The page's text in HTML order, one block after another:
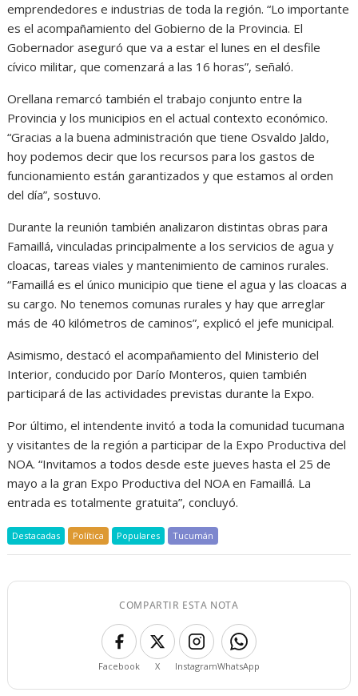
emprendedores e industrias de toda la región. “Lo importante
es el acompañamiento del Gobierno de la Provincia. El
Gobernador aseguró que va a estar el lunes en el desfile
cívico militar, que comenzará a las 16 horas”, señaló.
Orellana remarcó también el trabajo conjunto entre la
Provincia y los municipios en el actual contexto económico.
“Gracias a la buena administración que tiene Osvaldo Jaldo,
hoy podemos decir que los recursos para los gastos de
funcionamiento están garantizados y que estamos al orden
del día”, sostuvo.
Durante la reunión también analizaron distintas obras para
Famaillá, vinculadas principalmente a los servicios de agua y
cloacas, tareas viales y mantenimiento de caminos rurales.
“Famaillá es el único municipio que tiene el agua y las cloacas a
su cargo. No tenemos comunas rurales y hay que arreglar
más de 40 kilómetros de caminos”, explicó el jefe municipal.
Asimismo, destacó el acompañamiento del Ministerio del
Interior, conducido por Darío Monteros, quien también
participará de las actividades previstas durante la Expo.
Por último, el intendente invitó a toda la comunidad tucumana
y visitantes de la región a participar de la Expo Productiva del
NOA. “Invitamos a todos desde este jueves hasta el 25 de
mayo a la gran Expo Productiva del NOA en Famaillá. La
entrada es totalmente gratuita”, concluyó.
Destacadas Política Populares Tucumán
COMPARTIR ESTA NOTA
Facebook X InstagramWhatsApp